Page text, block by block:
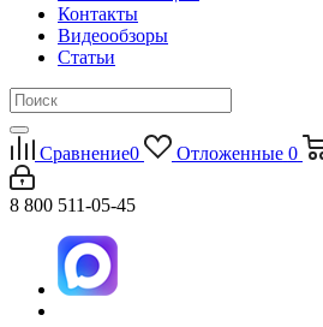
Контакты
Видеообзоры
Статьи
Сравнение0 Отложенные 0
8 800 511-05-45